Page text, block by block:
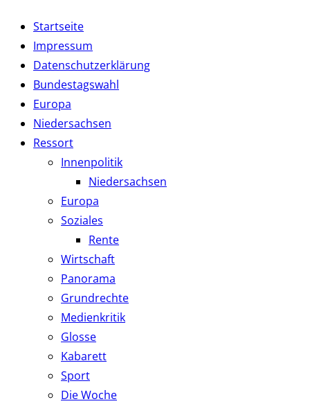
Startseite
Impressum
Datenschutzerklärung
Bundestagswahl
Europa
Niedersachsen
Ressort
Innenpolitik
Niedersachsen
Europa
Soziales
Rente
Wirtschaft
Panorama
Grundrechte
Medienkritik
Glosse
Kabarett
Sport
Die Woche